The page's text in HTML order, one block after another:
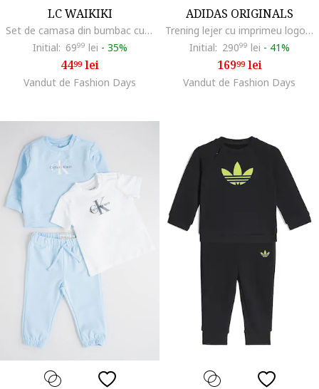
LC WAIKIKI
Set de camasa din bumbac cu guler Peter-Pan si pantaloni scurti bufanti - 2 piese, Bej deschis
Initial: 6999 lei - 35%
4499lei
Vandut de Fashion Days
ADIDAS ORIGINALS
Trening lejer cu imprimeu logo, Alb/Roz deschis
Initial: 29099 lei - 41%
16999lei
Vandut de Fashion Days